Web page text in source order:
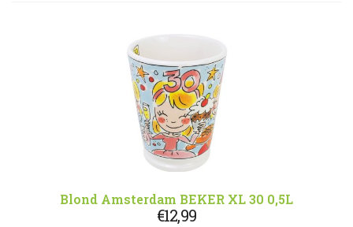
Blond Amsterdam BEKER XL 30 0,5L
€12,99